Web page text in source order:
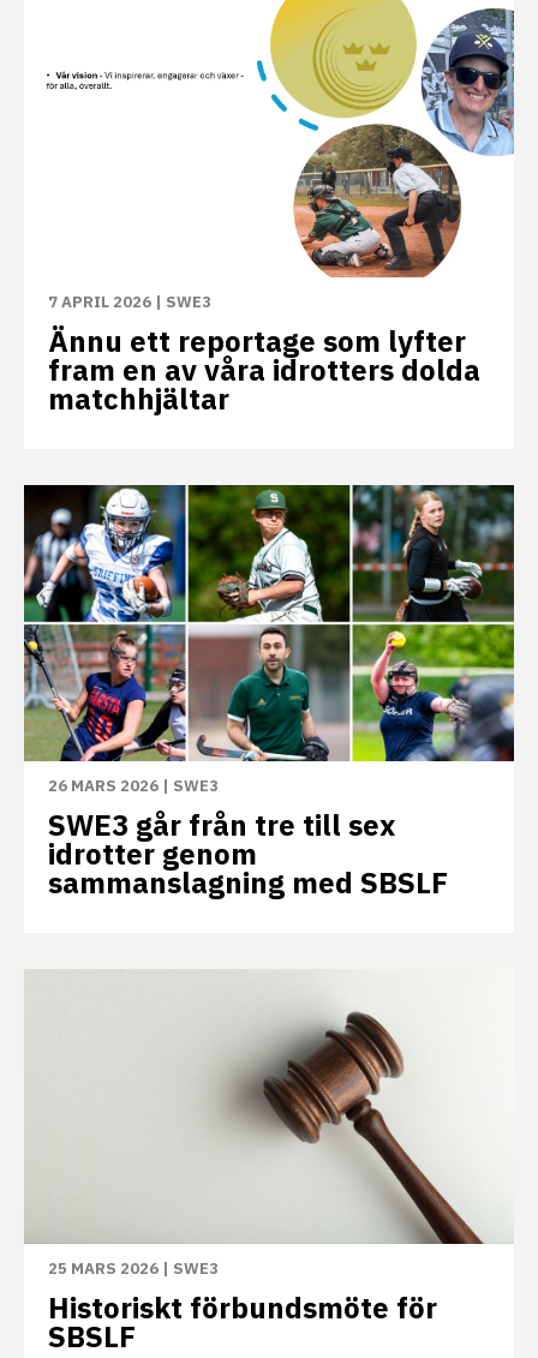
7 APRIL 2026 | SWE3
Ännu ett reportage som lyfter
fram en av våra idrotters dolda
matchhjältar
26 MARS 2026 | SWE3
SWE3 går från tre till sex
idrotter genom
sammanslagning med SBSLF
25 MARS 2026 | SWE3
Historiskt förbundsmöte för
SBSLF